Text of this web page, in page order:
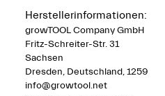
Herstellerinformationen:
growTOOL Company GmbH
Fritz-Schreiter-Str. 31
Sachsen
Dresden, Deutschland, 1259
info@growtool.net